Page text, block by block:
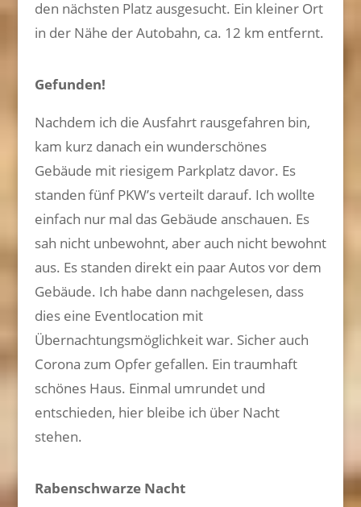
den nächsten Platz ausgesucht. Ein kleiner Ort
in der Nähe der Autobahn, ca. 12 km entfernt.
Gefunden!
Nachdem ich die Ausfahrt rausgefahren bin,
kam kurz danach ein wunderschönes
Gebäude mit riesigem Parkplatz davor. Es
standen fünf PKW’s verteilt darauf. Ich wollte
einfach nur mal das Gebäude anschauen. Es
sah nicht unbewohnt, aber auch nicht bewohnt
aus. Es standen direkt ein paar Autos vor dem
Gebäude. Ich habe dann nachgelesen, dass
dies eine Eventlocation mit
Übernachtungsmöglichkeit war. Sicher auch
Corona zum Opfer gefallen. Ein traumhaft
schönes Haus. Einmal umrundet und
entschieden, hier bleibe ich über Nacht
stehen.
Rabenschwarze Nacht